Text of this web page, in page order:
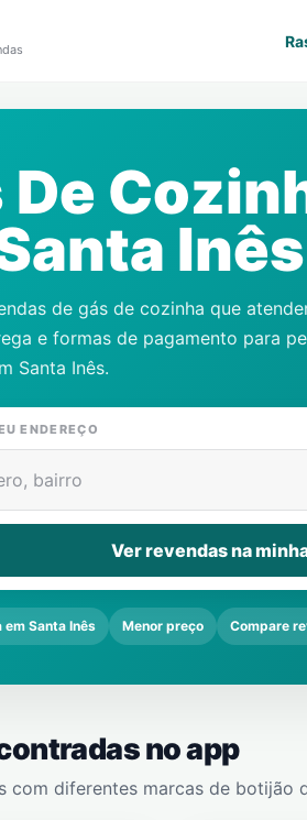
De
Inês
de gás de cozinha que
e formas de pagamento para
Santa Inês.
ENDEREÇO
bairro
Ver revendas na
em Santa Inês Menor preço Compare
no app
com diferentes marcas de botijão